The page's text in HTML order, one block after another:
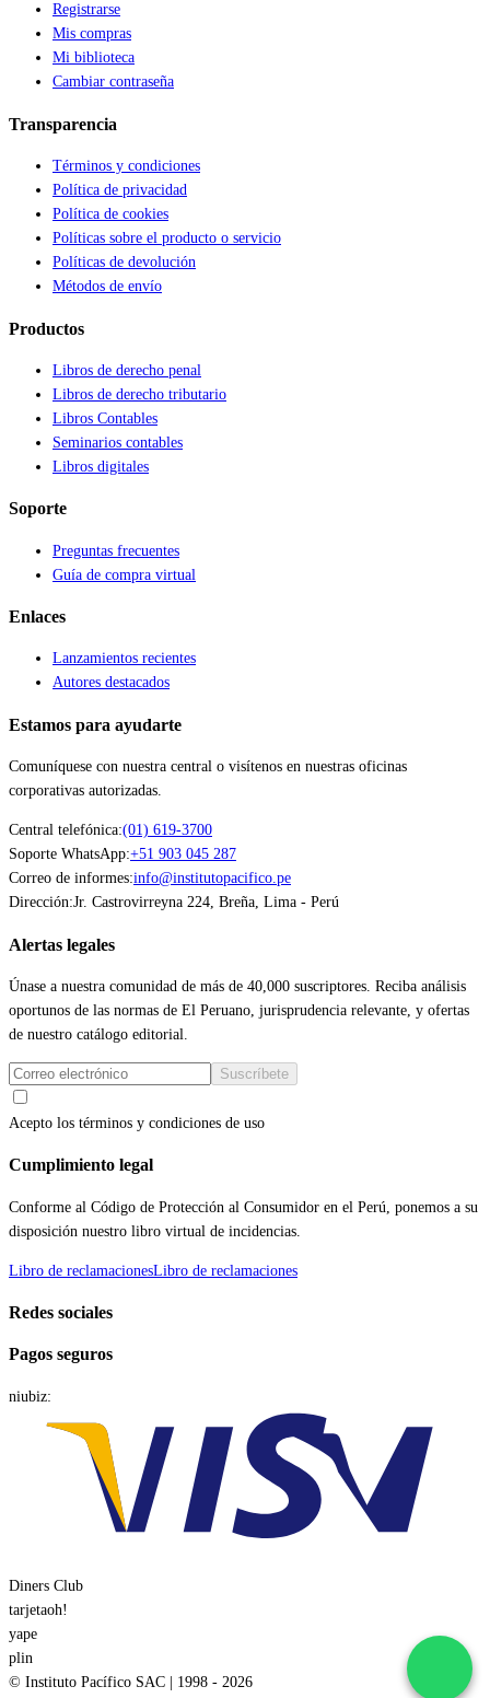
Registrarse
Mis compras
Mi biblioteca
Cambiar contraseña
Transparencia
Términos y condiciones
Política de privacidad
Política de cookies
Políticas sobre el producto o servicio
Políticas de devolución
Métodos de envío
Productos
Libros de derecho penal
Libros de derecho tributario
Libros Contables
Seminarios contables
Libros digitales
Soporte
Preguntas frecuentes
Guía de compra virtual
Enlaces
Lanzamientos recientes
Autores destacados
Estamos para ayudarte
Comuníquese con nuestra central o visítenos en nuestras oficinas
corporativas autorizadas.
Central telefónica:(01) 619-3700
Soporte WhatsApp:+51 903 045 287
Correo de informes:info@institutopacifico.pe
Dirección:Jr. Castrovirreyna 224, Breña, Lima - Perú
Alertas legales
Únase a nuestra comunidad de más de 40,000 suscriptores. Reciba análisis
oportunos de las normas de El Peruano, jurisprudencia relevante, y ofertas
de nuestro catálogo editorial.
Suscríbete
Acepto los términos y condiciones de uso
Cumplimiento legal
Conforme al Código de Protección al Consumidor en el Perú, ponemos a su
disposición nuestro libro virtual de incidencias.
Libro de reclamacionesLibro de reclamaciones
Redes sociales
Pagos seguros
niubiz:
Diners Club
tarjetaoh!
yape
plin
© Instituto Pacífico SAC | 1998 - 2026